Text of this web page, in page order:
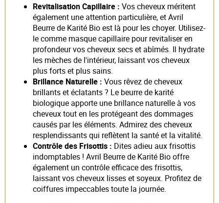
Revitalisation Capillaire : Vos cheveux méritent
également une attention particulière, et Avril
Beurre de Karité Bio est là pour les choyer. Utilisez-
le comme masque capillaire pour revitaliser en
profondeur vos cheveux secs et abîmés. Il hydrate
les mèches de l'intérieur, laissant vos cheveux
plus forts et plus sains.
Brillance Naturelle : Vous rêvez de cheveux
brillants et éclatants ? Le beurre de karité
biologique apporte une brillance naturelle à vos
cheveux tout en les protégeant des dommages
causés par les éléments. Admirez des cheveux
resplendissants qui reflètent la santé et la vitalité.
Contrôle des Frisottis : Dites adieu aux frisottis
indomptables ! Avril Beurre de Karité Bio offre
également un contrôle efficace des frisottis,
laissant vos cheveux lisses et soyeux. Profitez de
coiffures impeccables toute la journée.